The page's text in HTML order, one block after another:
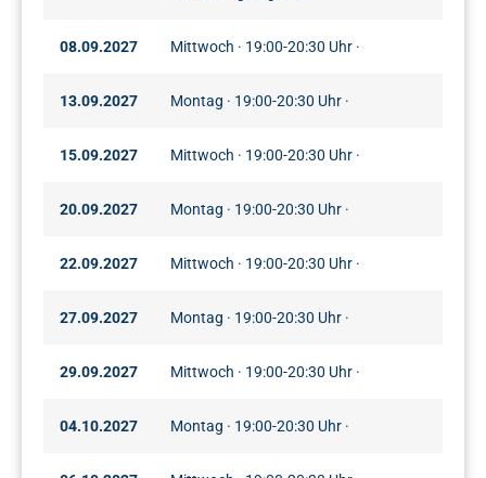
08.09.2027 Mittwoch · 19:00-20:30 Uhr ·
13.09.2027 Montag · 19:00-20:30 Uhr ·
15.09.2027 Mittwoch · 19:00-20:30 Uhr ·
20.09.2027 Montag · 19:00-20:30 Uhr ·
22.09.2027 Mittwoch · 19:00-20:30 Uhr ·
27.09.2027 Montag · 19:00-20:30 Uhr ·
29.09.2027 Mittwoch · 19:00-20:30 Uhr ·
04.10.2027 Montag · 19:00-20:30 Uhr ·